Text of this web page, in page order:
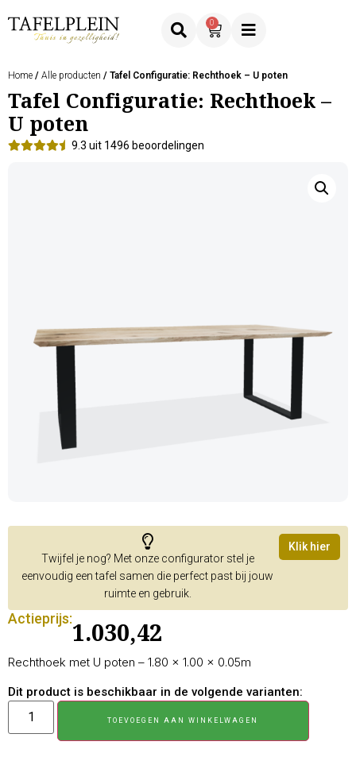
0
Home / Alle producten / Tafel Configuratie: Rechthoek – U poten
Tafel Configuratie: Rechthoek –
U poten
9.3 uit 1496 beoordelingen
Twijfel je nog? Met onze configurator stel je
eenvoudig een tafel samen die perfect past bij jouw
ruimte en gebruik.
Klik hier
Actieprijs:
1.030,42
Rechthoek met U poten – 1.80 × 1.00 × 0.05m
Dit product is beschikbaar in de volgende varianten:
TOEVOEGEN AAN WINKELWAGEN